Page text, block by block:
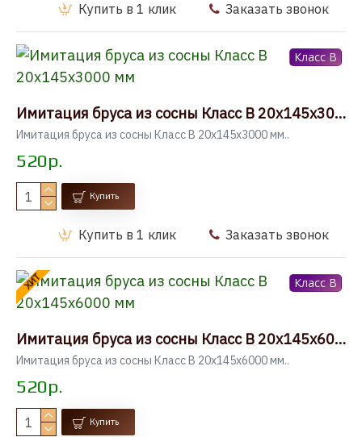
Купить в 1 клик Заказать звонок
Класс B
Имитация бруса из сосны Класс В 20x145x3000 мм
Имитация бруса из сосны Класс В 20x145x3000 мм..
520р.
Купить
Купить в 1 клик Заказать звонок
ХИТ Класс B
Имитация бруса из сосны Класс В 20x145x6000 мм
Имитация бруса из сосны Класс В 20x145x6000 мм..
520р.
Купить